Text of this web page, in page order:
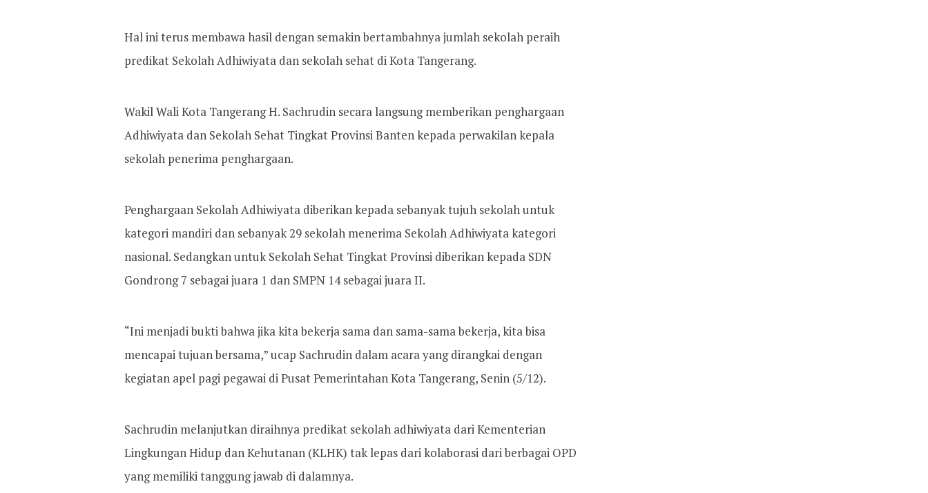
Hal ini terus membawa hasil dengan semakin bertambahnya jumlah sekolah peraih
predikat Sekolah Adhiwiyata dan sekolah sehat di Kota Tangerang.
Wakil Wali Kota Tangerang H. Sachrudin secara langsung memberikan penghargaan
Adhiwiyata dan Sekolah Sehat Tingkat Provinsi Banten kepada perwakilan kepala
sekolah penerima penghargaan.
Penghargaan Sekolah Adhiwiyata diberikan kepada sebanyak tujuh sekolah untuk
kategori mandiri dan sebanyak 29 sekolah menerima Sekolah Adhiwiyata kategori
nasional. Sedangkan untuk Sekolah Sehat Tingkat Provinsi diberikan kepada SDN
Gondrong 7 sebagai juara 1 dan SMPN 14 sebagai juara II.
“Ini menjadi bukti bahwa jika kita bekerja sama dan sama-sama bekerja, kita bisa
mencapai tujuan bersama,” ucap Sachrudin dalam acara yang dirangkai dengan
kegiatan apel pagi pegawai di Pusat Pemerintahan Kota Tangerang, Senin (5/12).
Sachrudin melanjutkan diraihnya predikat sekolah adhiwiyata dari Kementerian
Lingkungan Hidup dan Kehutanan (KLHK) tak lepas dari kolaborasi dari berbagai OPD
yang memiliki tanggung jawab di dalamnya.